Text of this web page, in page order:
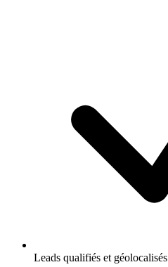
Leads qualifiés et géolocalisés